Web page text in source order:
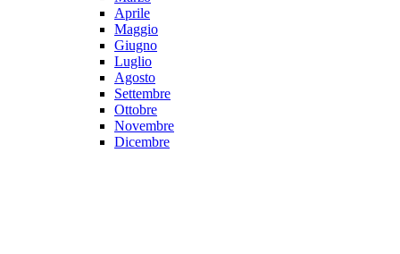
Aprile
Maggio
Giugno
Luglio
Agosto
Settembre
Ottobre
Novembre
Dicembre